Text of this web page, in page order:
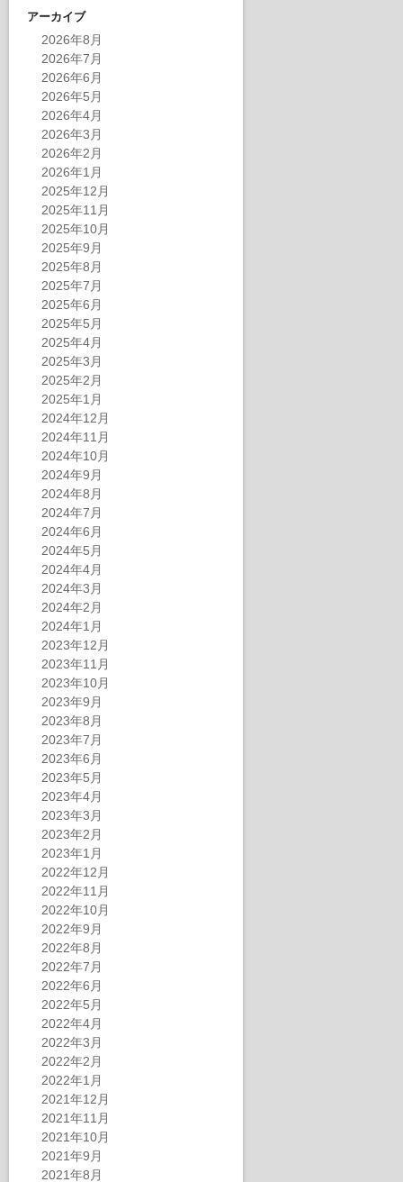
アーカイブ
2026年8月
2026年7月
2026年6月
2026年5月
2026年4月
2026年3月
2026年2月
2026年1月
2025年12月
2025年11月
2025年10月
2025年9月
2025年8月
2025年7月
2025年6月
2025年5月
2025年4月
2025年3月
2025年2月
2025年1月
2024年12月
2024年11月
2024年10月
2024年9月
2024年8月
2024年7月
2024年6月
2024年5月
2024年4月
2024年3月
2024年2月
2024年1月
2023年12月
2023年11月
2023年10月
2023年9月
2023年8月
2023年7月
2023年6月
2023年5月
2023年4月
2023年3月
2023年2月
2023年1月
2022年12月
2022年11月
2022年10月
2022年9月
2022年8月
2022年7月
2022年6月
2022年5月
2022年4月
2022年3月
2022年2月
2022年1月
2021年12月
2021年11月
2021年10月
2021年9月
2021年8月